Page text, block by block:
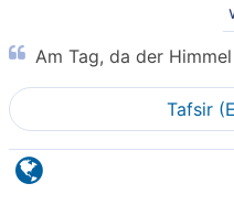
Am Tag, da der
Tafsir